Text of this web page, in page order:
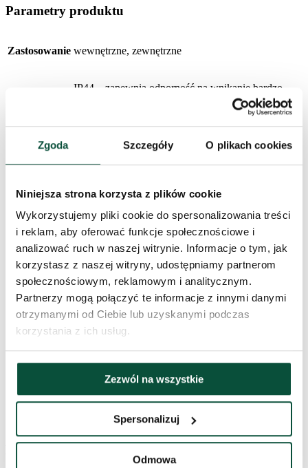
Zgoda Szczegóły O plikach cookies
Niniejsza strona korzysta z plików cookie
Wykorzystujemy pliki cookie do spersonalizowania treści
i reklam, aby oferować funkcje społecznościowe i
analizować ruch w naszej witrynie. Informacje o tym, jak
korzystasz z naszej witryny, udostępniamy partnerom
społecznościowym, reklamowym i analitycznym.
Partnerzy mogą połączyć te informacje z innymi danymi
otrzymanymi od Ciebie lub uzyskanymi podczas
korzystania z ich usług.
Zezwól na wszystkie
Spersonalizuj
Odmowa
Parametry produktu
Zastosowanie wewnętrzne, zewnętrzne
IP44 – zapewnia odporność na wnikanie bardzo
drobnych cząsteczek oraz na wodę rozpryskującą
Żywotność
Timer 8h/16h
Długość 32m
Liczba LED 320
Kolor LED ciepła biel
Typ
Kabel
Historia cen